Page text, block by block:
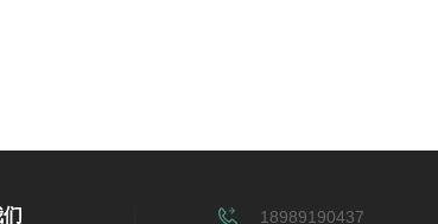
18989190437